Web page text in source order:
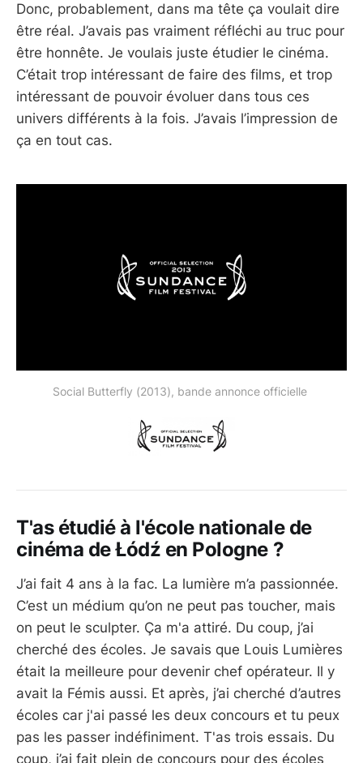
Donc, probablement, dans ma tête ça voulait dire
être réal. J’avais pas vraiment réfléchi au truc pour
être honnête. Je voulais juste étudier le cinéma.
C’était trop intéressant de faire des films, et trop
intéressant de pouvoir évoluer dans tous ces
univers différents à la fois. J’avais l’impression de
ça en tout cas.
Social Butterfly (2013), bande annonce officielle
T'as étudié à l'école nationale de
cinéma de Łódź en Pologne ?
J’ai fait 4 ans à la fac. La lumière m’a passionnée.
C’est un médium qu’on ne peut pas toucher, mais
on peut le sculpter. Ça m'a attiré. Du coup, j’ai
cherché des écoles. Je savais que Louis Lumières
était la meilleure pour devenir chef opérateur. Il y
avait la Fémis aussi. Et après, j’ai cherché d’autres
écoles car j'ai passé les deux concours et tu peux
pas les passer indéfiniment. T'as trois essais. Du
coup, j’ai fait plein de concours pour des écoles